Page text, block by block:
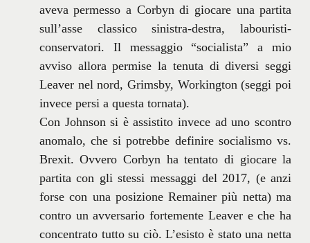
aveva permesso a Corbyn di giocare una partita
sull’asse classico sinistra-destra, labouristi-
conservatori. Il messaggio “socialista” a mio
avviso allora permise la tenuta di diversi seggi
Leaver nel nord, Grimsby, Workington (seggi poi
invece persi a questa tornata).
Con Johnson si è assistito invece ad uno scontro
anomalo, che si potrebbe definire socialismo vs.
Brexit. Ovvero Corbyn ha tentato di giocare la
partita con gli stessi messaggi del 2017, (e anzi
forse con una posizione Remainer più netta) ma
contro un avversario fortemente Leaver e che ha
concentrato tutto su ciò. L’esisto è stato una netta